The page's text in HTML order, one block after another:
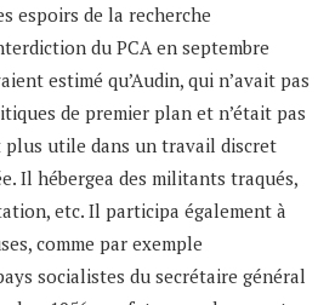
espoirs de la recherche
du PCA en septembre
estimé qu’Audin, qui n’avait pas
de premier plan et n’était pas
plus utile dans un travail discret
Il hébergea des militants traqués,
etc. Il participa également à
comme par exemple
socialistes du secrétaire général